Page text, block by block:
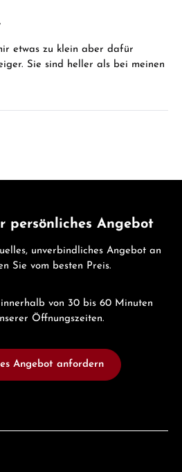
etwas zu klein aber dafür
Sie sind heller als bei meinen
persönliches Angebot
unverbindliches Angebot an
Sie vom besten Preis.
von 30 bis 60 Minuten
Öffnungszeiten.
Angebot anfordern